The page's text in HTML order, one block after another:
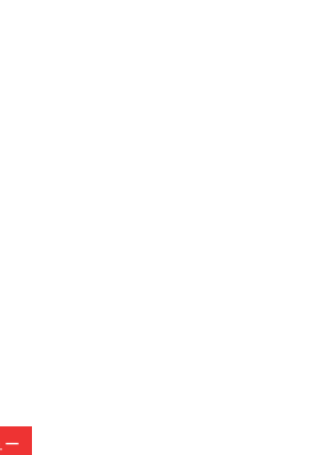
ー